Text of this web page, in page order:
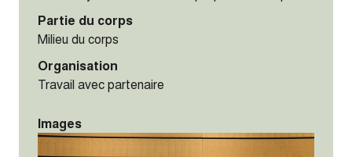
Partie du corps
Milieu du corps
Organisation
Travail avec partenaire
Images